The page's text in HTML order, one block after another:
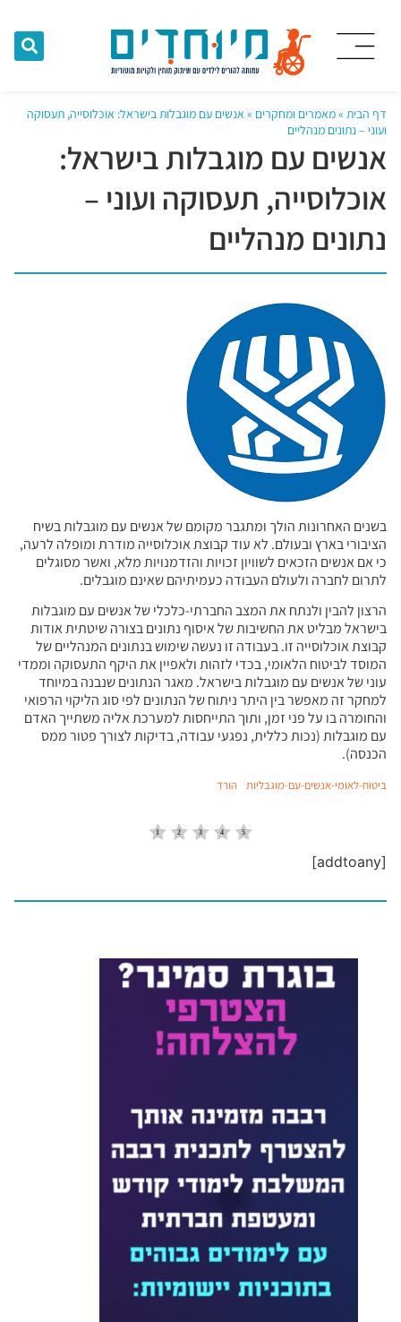
דף הבית »מאמרים ומחקרים » אנשים עם מוגבלות בישראל: אוכלוסייה, תעסוקה
ועוני – נתונים מנהליים
אנשים עם מוגבלות בישראל:
אוכלוסייה, תעסוקה ועוני –
נתונים מנהליים
בשנים האחרונות הולך ומתגבר מקומם של אנשים עם מוגבלות בשיח
הציבורי בארץ ובעולם. לא עוד קבוצת אוכלוסייה מודרת ומופלה לרעה,
כי אם אנשים הזכאים לשוויון זכויות והזדמנויות מלא, ואשר מסוגלים
לתרום לחברה ולעולם העבודה כעמיתיהם שאינם מוגבלים.
הרצון להבין ולנתח את המצב החברתי-כלכלי של אנשים עם מוגבלות
בישראל מבליט את החשיבות של איסוף נתונים בצורה שיטתית אודות
קבוצת אוכלוסייה זו. בעבודה זו נעשה שימוש בנתונים המנהליים של
המוסד לביטוח הלאומי, בכדי לזהות ולאפיין את היקף התעסוקה וממדי
עוני של אנשים עם מוגבלות בישראל. מאגר הנתונים שנבנה במיוחד
למחקר זה מאפשר בין היתר ניתוח של הנתונים לפי סוג הליקוי הרפואי
והחומרה בו על פני זמן, ותוך התייחסות למערכת אליה משתייך האדם
עם מוגבלות (נכות כללית, נפגעי עבודה, בדיקות לצורך פטור ממס
הכנסה).
ביטוח-לאומי-אנשים-עם-מוגבליות הורד
[addtoany]